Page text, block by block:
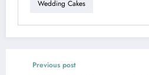
Wedding Cakes
Previous post